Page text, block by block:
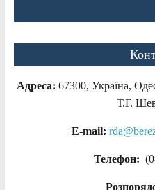
Адреса: 67300, Україна,
Т.Г.
E-mail:
Телефон: